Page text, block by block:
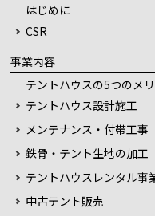
はじめに
CSR
事業内容
テントハウスの5つのメ
テントハウス設計施工
メンテナンス・付帯工事
鉄骨・テント生地の加工
テントハウスレンタル事
中古テント販売